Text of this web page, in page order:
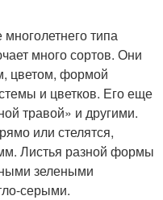
типа
много сортов. Они
цветом, формой
и цветков. Его еще
травой» и другими.
или стелятся,
Листья разной формы
зелеными
серыми.